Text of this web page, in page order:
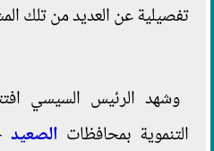
تفصيلية عن العديد من تلك
وشهد الرئيس السيسي
التنموية بمحافظات الصعيد